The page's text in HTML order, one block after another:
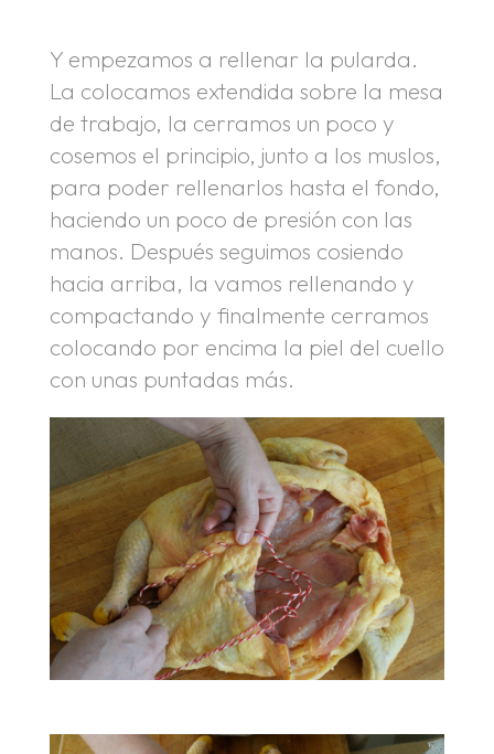
Y empezamos a rellenar la pularda.
La colocamos extendida sobre la mesa
de trabajo, la cerramos un poco y
cosemos el principio, junto a los muslos,
para poder rellenarlos hasta el fondo,
haciendo un poco de presión con las
manos. Después seguimos cosiendo
hacia arriba, la vamos rellenando y
compactando y finalmente cerramos
colocando por encima la piel del cuello
con unas puntadas más.